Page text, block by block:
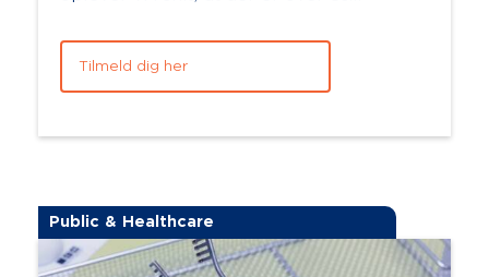
blive bÃ...
Tilmeld dig her
Public & Healthcare